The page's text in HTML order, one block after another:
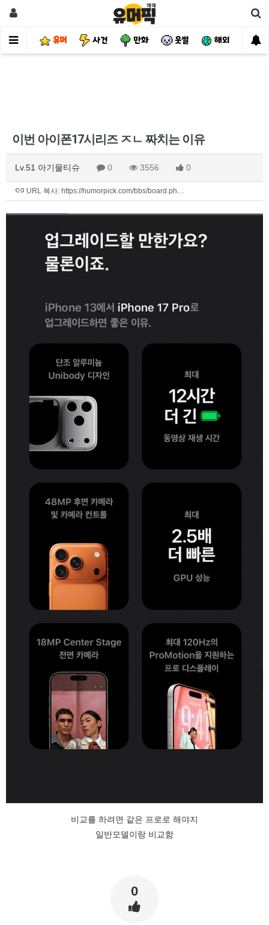
유머 사건 만화 웃썰 해외 핫
이번 아이폰17시리즈 ㅈㄴ 짜치는 이유
Lv.51 아기물티슈 0 3556 0
URL 복사: https://humorpick.com/bbs/board.ph…
비교를 하려면 같은 프로로 해야지
일반모델이랑 비교함
0